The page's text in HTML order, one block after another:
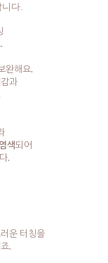
다.
완해요.
과
색되어
.
운 터칭을
.